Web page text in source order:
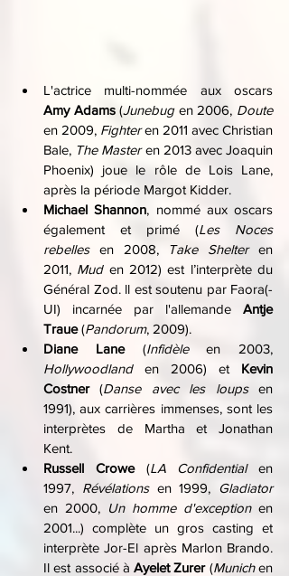
Amy Adams (Junebug en 2006,
Doute
en 2009, Fighter en 2011 avec Christian
Bale, The Master en 2013 avec Joaquin
Phoenix) joue le rôle de Lois Lane,
après la période Margot Kidder.
Michael Shannon, nommé aux oscars
également et primé (Les Noces
rebelles en 2008, Take Shelter en
2011, Mud en 2012) est l’interprète du
Général Zod. ll est soutenu par Faora(-
UI) incarnée par l'allemande Antje
Traue (Pandorum, 2009).
Diane Lane (Infidèle
Hollywoodland en 2006) et Kevin
Costner (Danse avec les loups en
1991), aux carrières immenses, sont les
interprètes de Martha et Jonathan
Kent.
Russell Crowe (LA Confidential en
1997, Révélations en 1999,
Gladiator
en 2000, Un homme d'exception en
2001...) complète un gros casting et
interprète Jor-El après Marlon Brando.
Il est associé à Ayelet Zurer (Munich en